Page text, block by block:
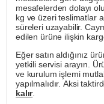
mesafelerden dolayı
kg ve üzeri teslimatlar
süreleri uzayabilir.
edilen ürüne ilişkin
Eğer satın aldığınız
yetkili servisi arayın.
ve kurulum işlemi
yapılmalıdır. Aksi
kalır.